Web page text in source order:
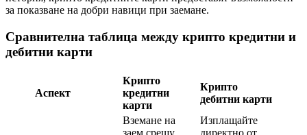
за показване на добри навици при заемане.
Сравнителна таблица между крипто кредитни и
дебитни карти
Аспект
Крипто
кредитни
карти
Крипто
дебитни карти
Вземане на
заем срещу
Изплащайте
директно от